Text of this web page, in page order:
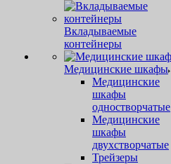
Вкладываемые
контейнеры
Медицинские шкафы
Медицинские
шкафы
одностворчатые
Медицинские
шкафы
двухстворчатые
Трейзеры